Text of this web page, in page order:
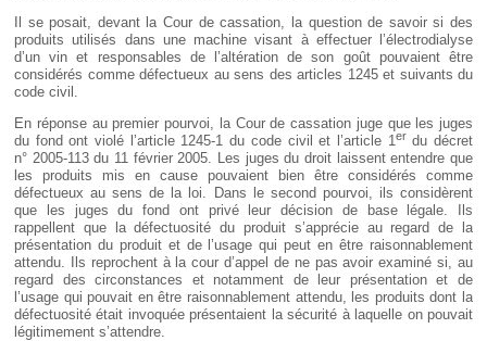
Il se posait, devant la Cour de cassation, la question de savoir si des
produits utilisés dans une machine visant à effectuer l’électrodialyse
d’un vin et responsables de l’altération de son goût pouvaient être
considérés comme défectueux au sens des articles 1245 et suivants du
code civil.
En réponse au premier pourvoi, la Cour de cassation juge que les juges
du fond ont violé l’article 1245-1 du code civil et l’article 1 er du décret
n° 2005-113 du 11 février 2005. Les juges du droit laissent entendre que
les produits mis en cause pouvaient bien être considérés comme
défectueux au sens de la loi. Dans le second pourvoi, ils considèrent
que les juges du fond ont privé leur décision de base légale. Ils
rappellent que la défectuosité du produit s’apprécie au regard de la
présentation du produit et de l’usage qui peut en être raisonnablement
attendu. Ils reprochent à la cour d’appel de ne pas avoir examiné si, au
regard des circonstances et notamment de leur présentation et de
l’usage qui pouvait en être raisonnablement attendu, les produits dont la
défectuosité était invoquée présentaient la sécurité à laquelle on pouvait
légitimement s’attendre.